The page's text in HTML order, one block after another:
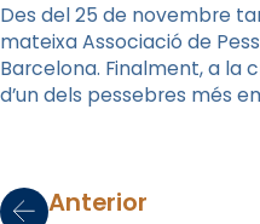
Des del 25 de novembre
mateixa Associació de
Barcelona. Finalment, a la
d’un dels pessebres més
Anterior